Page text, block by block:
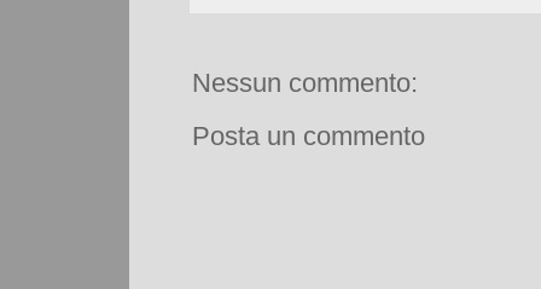
Nessun commento:
Posta un commento